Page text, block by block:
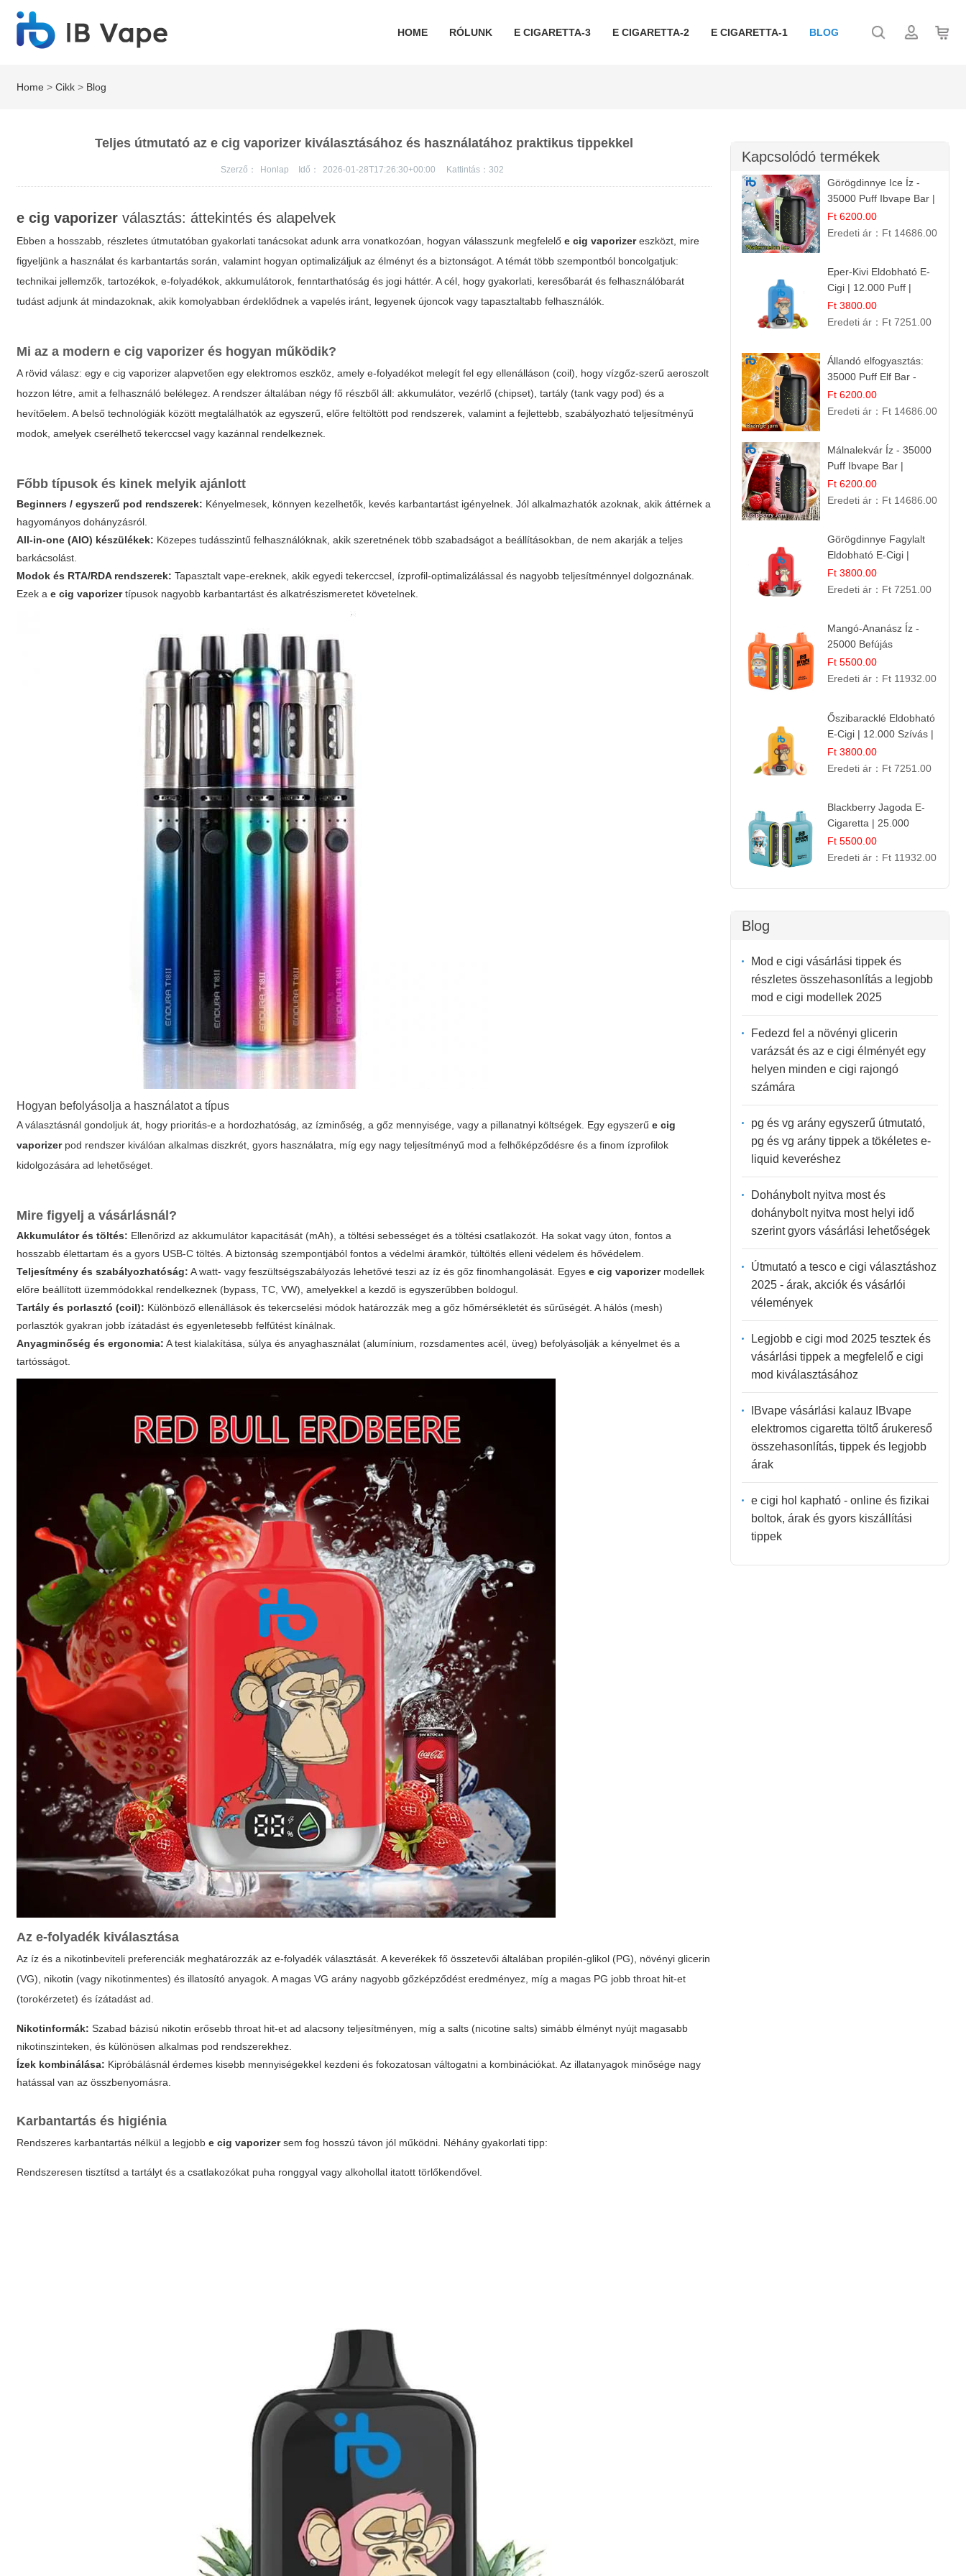
HOME RÓLUNK E CIGARETTA-3 E CIGARETTA-2 E CIGARETTA-1 BLOG
Home >Cikk > Blog
Teljes útmutató az e cig vaporizer kiválasztásához és használatához praktikus tippekkel
Szerző： Honlap Idő： 2026-01-28T17:26:30+00:00 Kattintás：302
e cig vaporizer választás: áttekintés és alapelvek
Ebben a hosszabb, részletes útmutatóban gyakorlati tanácsokat adunk arra vonatkozóan, hogyan válasszunk megfelelőe cig vaporizereszközt, mire
figyeljünk a használat és karbantartás során, valamint hogyan optimalizáljuk az élményt és a biztonságot. A témát több szempontból boncolgatjuk:
technikai jellemzők, tartozékok, e-folyadékok, akkumulátorok, fenntarthatóság és jogi háttér. A cél, hogy gyakorlati, keresőbarát és felhasználóbarát
tudást adjunk át mindazoknak, akik komolyabban érdeklődnek a vapelés iránt, legyenek újoncok vagy tapasztaltabb felhasználók.
Mi az a modern e cig vaporizer és hogyan működik?
A rövid válasz: egye cig vaporizer alapvetően egy elektromos eszköz, amely e-folyadékot melegít fel egy ellenálláson (coil), hogy vízgőz-szerű aeroszolt
hozzon létre, amit a felhasználó belélegez. A rendszer általában négy fő részből áll: akkumulátor, vezérlő (chipset), tartály (tank vagy pod) és a
hevítőelem. A belső technológiák között megtalálhatók az egyszerű, előre feltöltött pod rendszerek, valamint a fejlettebb, szabályozható teljesítményű
modok, amelyek cserélhető tekerccsel vagy kazánnal rendelkeznek.
Főbb típusok és kinek melyik ajánlott
Beginners / egyszerű pod rendszerek: Kényelmesek, könnyen kezelhetők, kevés karbantartást igényelnek. Jól alkalmazhatók azoknak, akik áttérnek a
hagyományos dohányzásról.
All-in-one (AIO) készülékek: Közepes tudásszintű felhasználóknak, akik szeretnének több szabadságot a beállításokban, de nem akarják a teljes
barkácsolást.
Modok és RTA/RDA rendszerek: Tapasztalt vape-ereknek, akik egyedi tekerccsel, ízprofil-optimalizálással és nagyobb teljesítménnyel dolgoznának.
Ezek ae cig vaporizertípusok nagyobb karbantartást és alkatrészismeretet követelnek.
Hogyan befolyásolja a használatot a típus
A választásnál gondoljuk át, hogy prioritás-e a hordozhatóság, az ízminőség, a gőz mennyisége, vagy a pillanatnyi költségek. Egy egyszerűe cig
vaporizerpod rendszer kiválóan alkalmas diszkrét, gyors használatra, míg egy nagy teljesítményű mod a felhőképződésre és a finom ízprofilok
kidolgozására ad lehetőséget.
Mire figyelj a vásárlásnál?
Akkumulátor és töltés: Ellenőrizd az akkumulátor kapacitását (mAh), a töltési sebességet és a töltési csatlakozót. Ha sokat vagy úton, fontos a
hosszabb élettartam és a gyors USB-C töltés. A biztonság szempontjából fontos a védelmi áramkör, túltöltés elleni védelem és hővédelem.
Teljesítmény és szabályozhatóság: A watt- vagy feszültségszabályozás lehetővé teszi az íz és gőz finomhangolását. Egyese cig vaporizermodellek
előre beállított üzemmódokkal rendelkeznek (bypass, TC, VW), amelyekkel a kezdő is egyszerűbben boldogul.
Tartály és porlasztó (coil): Különböző ellenállások és tekercselési módok határozzák meg a gőz hőmérsékletét és sűrűségét. A hálós (mesh)
porlasztók gyakran jobb ízátadást és egyenletesebb felfűtést kínálnak.
Anyagminőség és ergonomia: A test kialakítása, súlya és anyaghasználat (alumínium, rozsdamentes acél, üveg) befolyásolják a kényelmet és a
tartósságot.
Az e-folyadék kiválasztása
Az íz és a nikotinbeviteli preferenciák meghatározzák az e-folyadék választását. A keverékek fő összetevői általában propilén-glikol (PG), növényi glicerin
(VG), nikotin (vagy nikotinmentes) és illatosító anyagok. A magas VG arány nagyobb gőzképződést eredményez, míg a magas PG jobb throat hit-et
(torokérzetet) és ízátadást ad.
Nikotinformák: Szabad bázisú nikotin erősebb throat hit-et ad alacsony teljesítményen, míg a salts (nicotine salts) simább élményt nyújt magasabb
nikotinszinteken, és különösen alkalmas pod rendszerekhez.
Ízek kombinálása: Kipróbálásnál érdemes kisebb mennyiségekkel kezdeni és fokozatosan váltogatni a kombinációkat. Az illatanyagok minősége nagy
hatással van az összbenyomásra.
Karbantartás és higiénia
Rendszeres karbantartás nélkül a legjobbe cig vaporizersem fog hosszú távon jól működni. Néhány gyakorlati tipp:
Rendszeresen tisztítsd a tartályt és a csatlakozókat puha ronggyal vagy alkohollal itatott törlőkendővel.
Kapcsolódó termékek
Görögdinnye Ice Íz -
35000 Puff Ibvape Bar |
Frissítő Mentolos
Élmény!
Ft 6200.00
Eredeti ár： Ft 14686.00
Eper-Kivi Eldobható E-
Cigi | 12.000 Puff |
Édes-Gyümölcs Íz
Ft 3800.00
Eredeti ár： Ft 7251.00
Állandó elfogyasztás:
35000 Puff Elf Bar -
Narancslekvár íz
Ft 6200.00
Eredeti ár： Ft 14686.00
Málnalekvár Íz - 35000
Puff Ibvape Bar |
Gazdag Gyümölcsös
Ízélmény!
Ft 6200.00
Eredeti ár： Ft 14686.00
Görögdinnye Fagylalt
Eldobható E-Cigi |
12.000 Szívás | Édes
Vízidín Íz
Ft 3800.00
Eredeti ár： Ft 7251.00
Mangó-Ananász Íz -
25000 Befújás
Eldobható E-ciga |
Trópusi Gyümölcs
Ft 5500.00
Eredeti ár： Ft 11932.00
Őszibaracklé Eldobható
E-Cigi | 12.000 Szívás |
Frissítő Barack Íz
Ft 3800.00
Eredeti ár： Ft 7251.00
Blackberry Jagoda E-
Cigaretta | 25.000
Szívás | Ízesített E-
Liquid
Ft 5500.00
Eredeti ár： Ft 11932.00
Blog
Mod e cigi vásárlási tippek és
részletes összehasonlítás a legjobb
mod e cigi modellek 2025
Fedezd fel a növényi glicerin
varázsát és az e cigi élményét egy
helyen minden e cigi rajongó
számára
pg és vg arány egyszerű útmutató,
pg és vg arány tippek a tökéletes e-
liquid keveréshez
Dohánybolt nyitva most és
dohánybolt nyitva most helyi idő
szerint gyors vásárlási lehetőségek
Útmutató a tesco e cigi választáshoz
2025 - árak, akciók és vásárlói
vélemények
Legjobb e cigi mod 2025 tesztek és
vásárlási tippek a megfelelő e cigi
mod kiválasztásához
IBvape vásárlási kalauz IBvape
elektromos cigaretta töltő árukereső
összehasonlítás, tippek és legjobb
árak
e cigi hol kapható - online és fizikai
boltok, árak és gyors kiszállítási
tippek